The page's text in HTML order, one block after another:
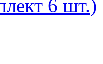
6 шт.)